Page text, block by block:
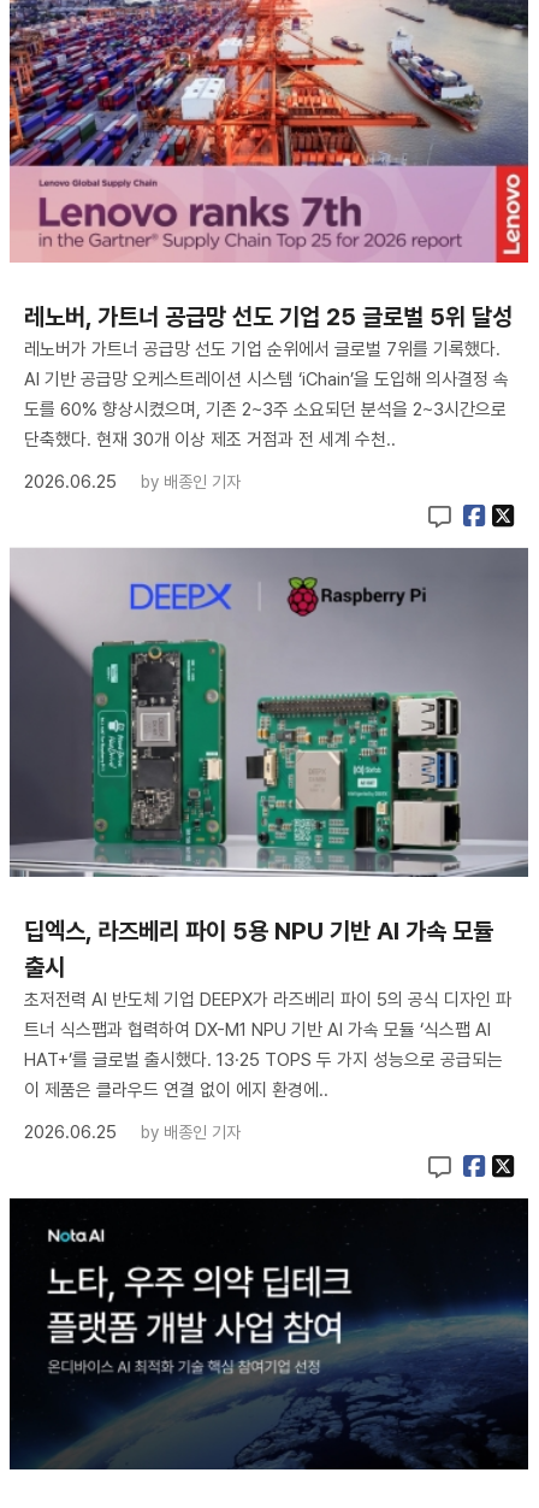
레노버, 가트너 공급망 선도 기업 25 글로벌 5위 달성
레노버가 가트너 공급망 선도 기업 순위에서 글로벌 7위를 기록했다.
AI 기반 공급망 오케스트레이션 시스템 ‘iChain’을 도입해 의사결정 속
도를 60% 향상시켰으며, 기존 2~3주 소요되던 분석을 2~3시간으로
단축했다. 현재 30개 이상 제조 거점과 전 세계 수천..
2026.06.25
by 배종인 기자
딥엑스, 라즈베리 파이 5용 NPU 기반 AI 가속 모듈
출시
초저전력 AI 반도체 기업 DEEPX가 라즈베리 파이 5의 공식 디자인 파
트너 식스팹과 협력하여 DX-M1 NPU 기반 AI 가속 모듈 ‘식스팹 AI
HAT+’를 글로벌 출시했다. 13·25 TOPS 두 가지 성능으로 공급되는
이 제품은 클라우드 연결 없이 에지 환경에..
2026.06.25
by 배종인 기자